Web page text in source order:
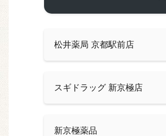
松井薬局 京都駅前店
スギドラッグ 新京極店
新京極薬品